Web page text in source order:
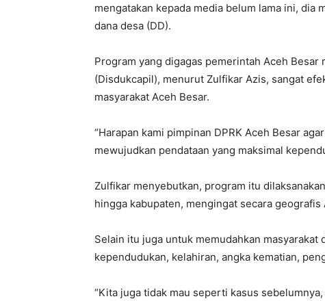
mengatakan kepada media belum lama ini,
dana desa (DD).
Program yang digagas pemerintah Aceh
(Disdukcapil), menurut Zulfikar Azis, sangat
masyarakat Aceh Besar.
“Harapan kami pimpinan DPRK Aceh Besar
mewujudkan pendataan yang maksimal
Zulfikar menyebutkan, program itu
hingga kabupaten, mengingat secara
Selain itu juga untuk memudahkan
kependudukan, kelahiran, angka kematian,
“Kita juga tidak mau seperti kasus